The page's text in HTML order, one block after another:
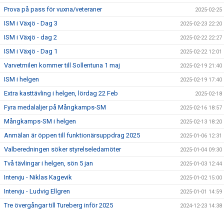
Prova på pass för vuxna/veteraner 2025-02-25
ISM i Växjö - Dag 3 2025-02-23 22:20
ISM i Växjö - dag 2 2025-02-22 22:27
ISM i Växjö - Dag 1 2025-02-22 12:01
Varvetmilen kommer till Sollentuna 1 maj 2025-02-19 21:40
ISM i helgen 2025-02-19 17:40
Extra kasttävling i helgen, lördag 22 Feb 2025-02-18
Fyra medalaljer på Mångkamps-SM 2025-02-16 18:57
Mångkamps-SM i helgen 2025-02-13 18:20
Anmälan är öppen till funktionärsuppdrag 2025 2025-01-06 12:31
Valberedningen söker styrelseledamöter 2025-01-04 09:30
Två tävlingar i helgen, sön 5 jan 2025-01-03 12:44
Intervju - Niklas Kagevik 2025-01-02 15:00
Intervju - Ludvig Ellgren 2025-01-01 14:59
Tre övergångar till Tureberg inför 2025 2024-12-23 14:38